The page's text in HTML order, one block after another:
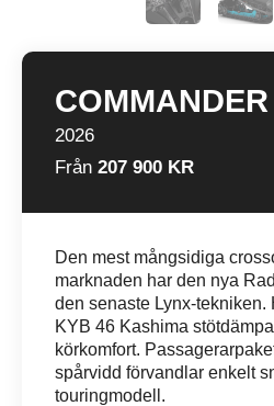
2026
Från 207 900 KR
Den mest mångsidiga
marknaden har den nya
den senaste Lynx-
KYB 46 Kashima
körkomfort.
spårvidd förvandlar enkelt
touringmodell.